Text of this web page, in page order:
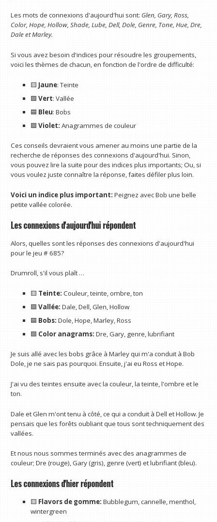
Les mots de connexions d'aujourd'hui sont: Glen, Gary, Ross,
Color, Hope, Hollow, Shade, Lube, Dell, Dole, Genre, Tone, Hue, Dre,
Dale et Marley.
Si vous avez besoin d'indices pour résoudre les groupements,
voici les thèmes de chacun, en fonction de l'ordre de difficulté:
🟨 Jaune: Teinte
🟩 Vert: Vallée
🟦 Bleu: Bobs
🟪 Violet: Anagrammes de couleur
Ces conseils devraient vous amener au moins une partie de la
recherche de réponses des connexions d'aujourd'hui. Sinon,
vous pouvez lire la suite pour des indices plus importants; Ou, si
vous voulez juste connaître la réponse, faites défiler plus loin.
Voici un indice plus important:Peignez avec Bob une belle
petite vallée colorée.
Les connexions d'aujourd'hui répondent
Alors, quelles sont les réponses des connexions d'aujourd'hui
pour le jeu # 685?
Drumroll, s'il vous plaît …
🟨 Teinte: Couleur, teinte, ombre, ton
🟩 Vallée: Dale, Dell, Glen, Hollow
🟦 Bobs: Dole, Hope, Marley, Ross
🟪 Color anagrams: Dre, Gary, genre, lubrifiant
Je suis allé avec les bobs grâce à Marley qui m'a conduit à Bob
Dole, je ne sais pas pourquoi. Ensuite, j'ai eu Ross et Hope.
J'ai vu des teintes ensuite avec la couleur, la teinte, l'ombre et le
ton.
Dale et Glen m'ont tenu à côté, ce qui a conduit à Dell et Hollow. Je
pensais que les forêts oubliant que tous sont techniquement des
vallées.
Et nous nous sommes terminés avec des anagrammes de
couleur; Dre (rouge), Gary (gris), genre (vert) et lubrifiant (bleu).
Les connexions d'hier répondent
🟨 Flavors de gomme: Bubblegum, cannelle, menthol,
wintergreen